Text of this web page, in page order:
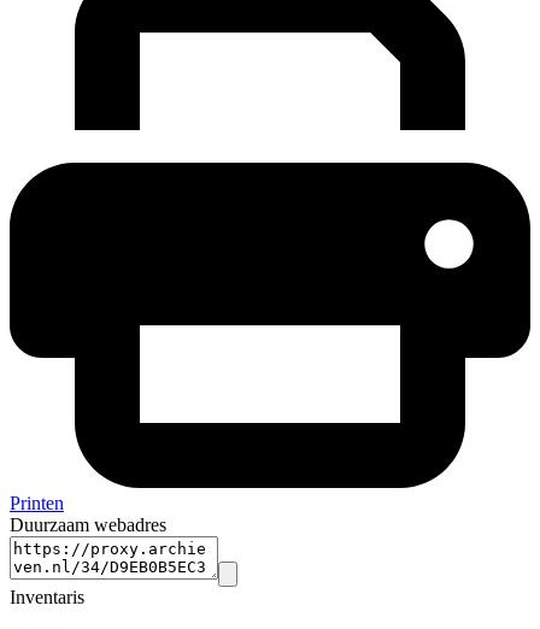
Printen
Duurzaam webadres
Inventaris